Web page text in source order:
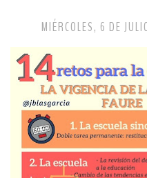
MIÉRCOLES, 6 DE